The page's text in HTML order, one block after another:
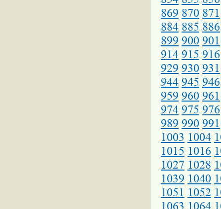
869 870 871
884 885 886
899 900 901
914 915 916
929 930 931
944 945 946
959 960 961
974 975 976
989 990 991
1003 1004
1015 1016
1027 1028
1039 1040
1051 1052